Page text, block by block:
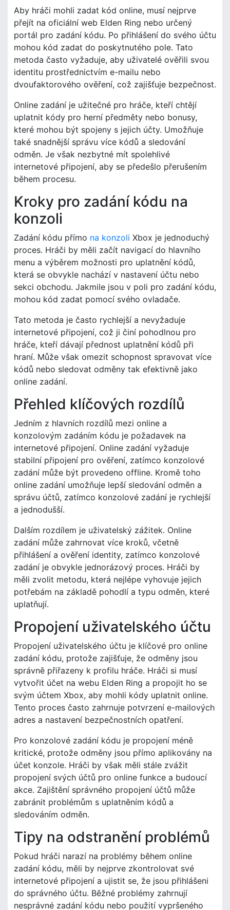
Aby hráči mohli zadat kód online, musí nejprve
přejít na oficiální web Elden Ring nebo určený
portál pro zadání kódu. Po přihlášení do svého účtu
mohou kód zadat do poskytnutého pole. Tato
metoda často vyžaduje, aby uživatelé ověřili svou
identitu prostřednictvím e-mailu nebo
dvoufaktorového ověření, což zajišťuje bezpečnost.
Online zadání je užitečné pro hráče, kteří chtějí
uplatnit kódy pro herní předměty nebo bonusy,
které mohou být spojeny s jejich účty. Umožňuje
také snadnější správu více kódů a sledování
odměn. Je však nezbytné mít spolehlivé
internetové připojení, aby se předešlo přerušením
během procesu.
Kroky pro zadání kódu na
konzoli
Zadání kódu přímo na konzoli Xbox je jednoduchý
proces. Hráči by měli začít navigací do hlavního
menu a výběrem možnosti pro uplatnění kódů,
která se obvykle nachází v nastavení účtu nebo
sekci obchodu. Jakmile jsou v poli pro zadání kódu,
mohou kód zadat pomocí svého ovladače.
Tato metoda je často rychlejší a nevyžaduje
internetové připojení, což ji činí pohodlnou pro
hráče, kteří dávají přednost uplatnění kódů při
hraní. Může však omezit schopnost spravovat více
kódů nebo sledovat odměny tak efektivně jako
online zadání.
Přehled klíčových rozdílů
Jedním z hlavních rozdílů mezi online a
konzolovým zadáním kódu je požadavek na
internetové připojení. Online zadání vyžaduje
stabilní připojení pro ověření, zatímco konzolové
zadání může být provedeno offline. Kromě toho
online zadání umožňuje lepší sledování odměn a
správu účtů, zatímco konzolové zadání je rychlejší
a jednodušší.
Dalším rozdílem je uživatelský zážitek. Online
zadání může zahrnovat více kroků, včetně
přihlášení a ověření identity, zatímco konzolové
zadání je obvykle jednorázový proces. Hráči by
měli zvolit metodu, která nejlépe vyhovuje jejich
potřebám na základě pohodlí a typu odměn, které
uplatňují.
Propojení uživatelského účtu
Propojení uživatelského účtu je klíčové pro online
zadání kódu, protože zajišťuje, že odměny jsou
správně přiřazeny k profilu hráče. Hráči si musí
vytvořit účet na webu Elden Ring a propojit ho se
svým účtem Xbox, aby mohli kódy uplatnit online.
Tento proces často zahrnuje potvrzení e-mailových
adres a nastavení bezpečnostních opatření.
Pro konzolové zadání kódu je propojení méně
kritické, protože odměny jsou přímo aplikovány na
účet konzole. Hráči by však měli stále zvážit
propojení svých účtů pro online funkce a budoucí
akce. Zajištění správného propojení účtů může
zabránit problémům s uplatněním kódů a
sledováním odměn.
Tipy na odstranění problémů
Pokud hráči narazí na problémy během online
zadání kódu, měli by nejprve zkontrolovat své
internetové připojení a ujistit se, že jsou přihlášeni
do správného účtu. Běžné problémy zahrnují
nesprávné zadání kódu nebo použití vypršeného